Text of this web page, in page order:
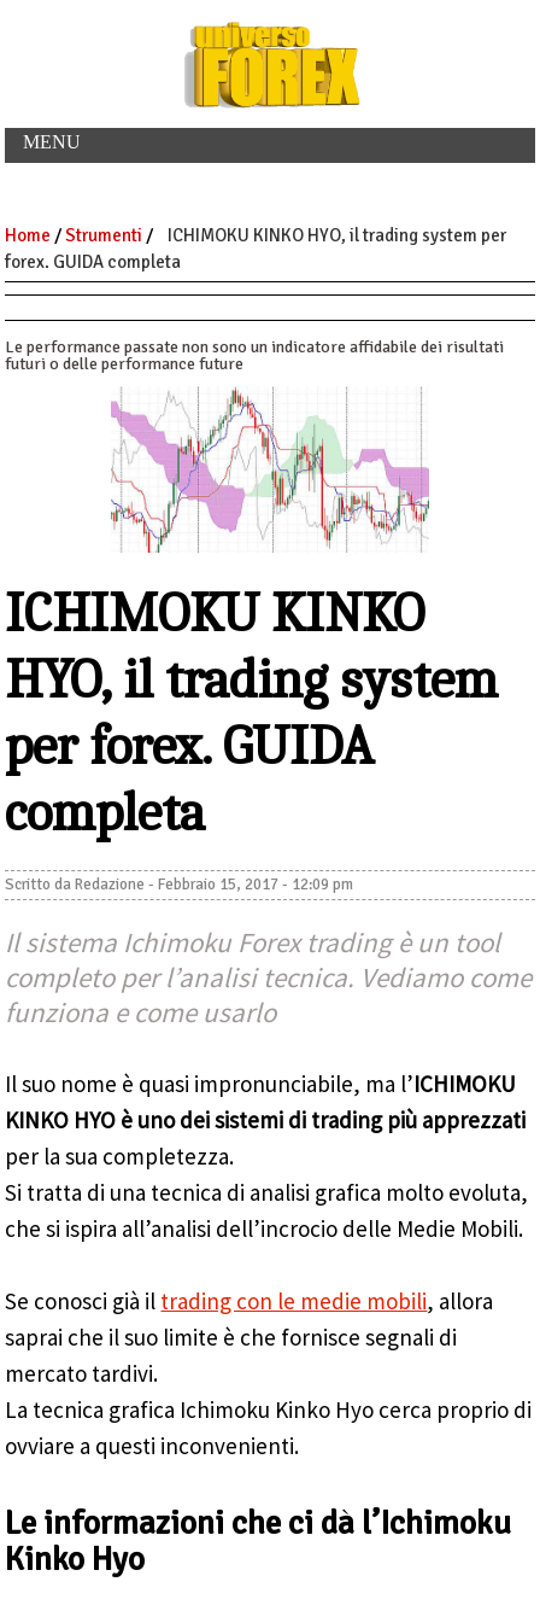
MENU
Home /Strumenti /
ICHIMOKU KINKO HYO, il trading system per
forex. GUIDA completa
Le performance passate non sono un indicatore affidabile dei risultati
futuri o delle performance future
ICHIMOKU KINKO
HYO, il trading system
per forex. GUIDA
completa
Scritto daRedazione -Febbraio 15, 2017 - 12:09 pm
Il sistema Ichimoku Forex trading è un tool
completo per l’analisi tecnica. Vediamo come
funziona e come usarlo
Il suo nome è quasi impronunciabile, ma l’ICHIMOKU
KINKO HYO è uno dei sistemi di trading più apprezzati
per la sua completezza.
Si tratta di una tecnica di analisi grafica molto evoluta,
che si ispira all’analisi dell’incrocio delle Medie Mobili.
Se conosci già il trading con le medie mobili, allora
saprai che il suo limite è che fornisce segnali di
mercato tardivi.
La tecnica grafica Ichimoku Kinko Hyo cerca proprio di
ovviare a questi inconvenienti.
Le informazioni che ci dà l’Ichimoku
Kinko Hyo